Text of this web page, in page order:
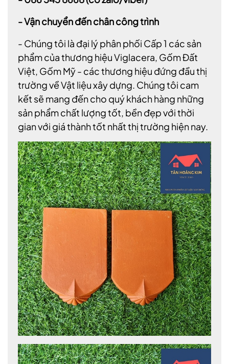
- Vận chuyển đến chân công trình
- Chúng tôi là đại lý phân phối Cấp 1 các sản
phẩm của thương hiệu Viglacera, Gốm Đất
Việt, Gốm Mỹ - các thương hiệu đứng đầu thị
trường về Vật liệu xây dựng. Chúng tôi cam
kết sẽ mang đến cho quý khách hàng những
sản phẩm chất lượng tốt, bền đẹp với thời
gian với giá thành tốt nhất thị trường hiện nay.